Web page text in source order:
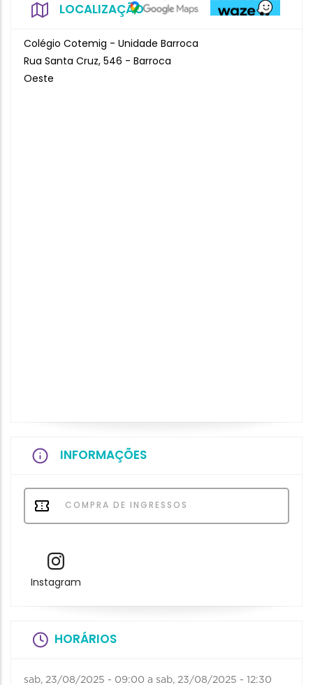
LOCALIZAÇÃO
Colégio Cotemig - Unidade Barroca
Rua Santa Cruz, 546 - Barroca
Oeste
INFORMAÇÕES
COMPRA DE INGRESSOS
Instagram
HORÁRIOS
sab, 23/08/2025 - 09:00 a sab, 23/08/2025 - 12:30